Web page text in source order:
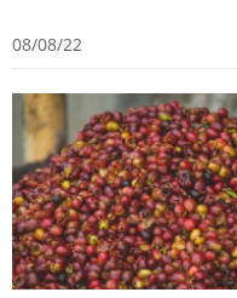
08/08/22